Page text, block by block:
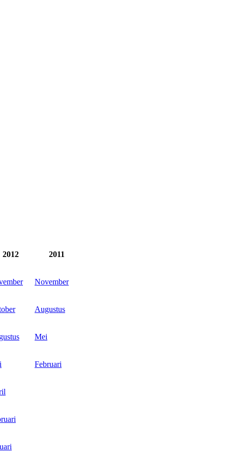
2012 2011
November
Augustus
Mei
Februari